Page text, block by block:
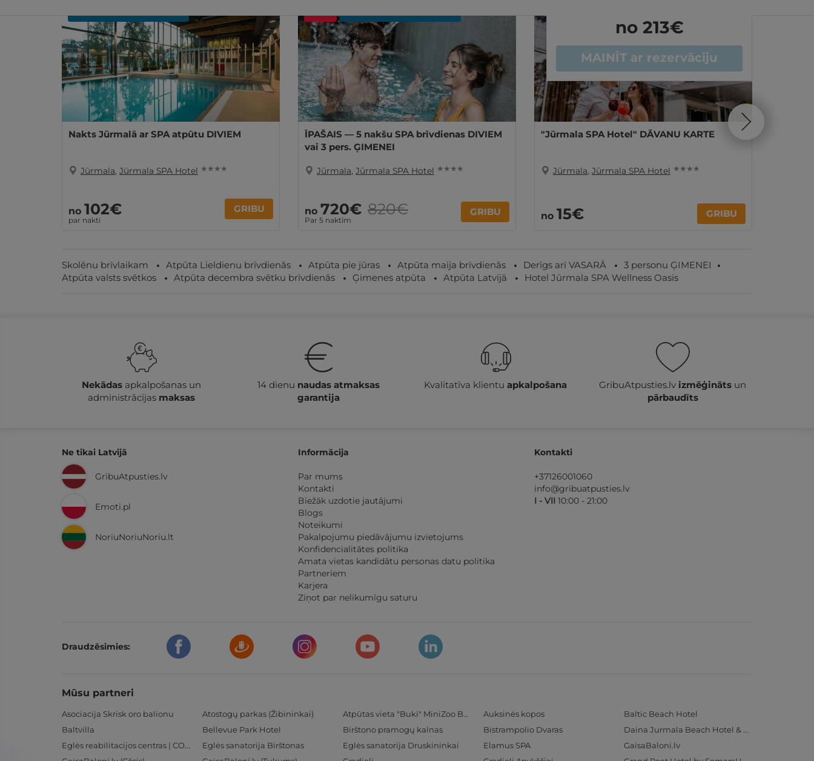
no 213€
MAINĪT ar rezervāciju
Nakts Jūrmalā ar SPA atpūtu DIVIEM
Jūrmala, Jūrmala SPA Hotel ★ ★ ★ ★
no 102€
par nakti
GRIBU
ĪPAŠAIS — 5 nakšu SPA brīvdienas DIVIEM
vai 3 pers. ĢIMENEI
Jūrmala, Jūrmala SPA Hotel ★ ★ ★ ★
no 720€
Par 5 naktīm
820€ GRIBU
"Jūrmala SPA Hotel" DĀVANU KARTE
Jūrmala, Jūrmala SPA Hotel ★ ★ ★ ★
no 15€ GRIBU
Skolēnu brīvlaikam Atpūta Lieldienu brīvdienās Atpūta pie jūras Atpūta maija brīvdienās Derīgs arī VASARĀ
3 personu ĢIMENEI
Atpūta valsts svētkos
Atpūta decembra svētku brīvdienās Ģimenes atpūta Atpūta Latvijā Hotel Jūrmala SPA Wellness Oasis
Nekādasapkalpošanas un
administrācijas maksas
14 dienu naudas atmaksas
garantija
Kvalitatīva klientuapkalpošana GribuAtpusties.lv izmēģināts un
pārbaudīts
Ne tikai Latvijā
GribuAtpusties.lv
Emoti.pl
NoriuNoriuNoriu.lt
Informācija
Par mums
Kontakti
Biežāk uzdotie jautājumi
Blogs
Noteikumi
Pakalpojumu piedāvājumu izvietojums
Konfidencialitātes politika
Amata vietas kandidātu personas datu politika
Partneriem
Karjera
Ziņot par nelikumīgu saturu
Kontakti
+37126001060
info@gribuatpusties.lv
I - VII 10:00 - 21:00
Draudzēsimies:
Mūsu partneri
Asociacija Skrisk oro balionu Atostogų parkas (Žibininkai) Atpūtas vieta "Buki" MiniZoo BUKS Auksinės kopos
Baltic Beach Hotel
Baltvilla
Bellevue Park Hotel Birštono pramogų kalnas Bistrampolio Dvaras
Daina Jurmala Beach Hotel & SPA
Eglės reabilitacijos centras | CORE
Eglės sanatorija Birštonas Eglės sanatorija Druskininkai Elamus SPA
GaisaBaloni.lv